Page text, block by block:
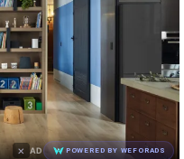
× AD POWERED BY WEFORADS